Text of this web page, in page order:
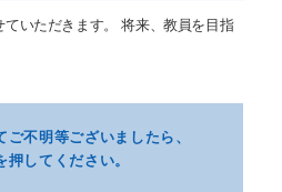
いただきます。 将来、教員を目指
ご不明等ございましたら、
してください。